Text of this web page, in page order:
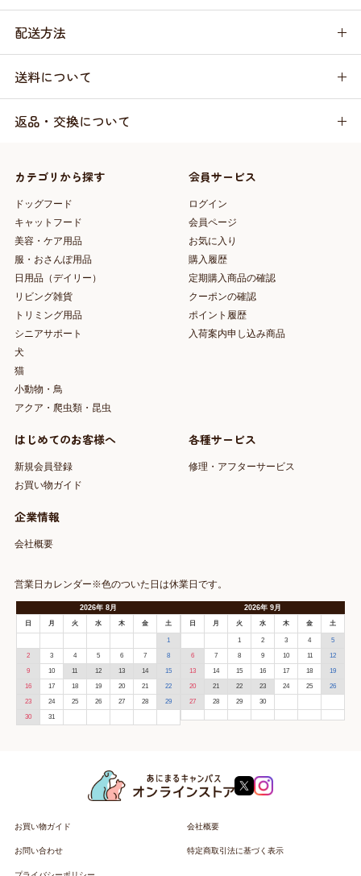
配送方法
送料について
返品・交換について
カテゴリから探す
ドッグフード
キャットフード
美容・ケア用品
服・おさんぽ用品
日用品（デイリー）
リビング雑貨
トリミング用品
シニアサポート
犬
猫
小動物・鳥
アクア・爬虫類・昆虫
会員サービス
ログイン
会員ページ
お気に入り
購入履歴
定期購入商品の確認
クーポンの確認
ポイント履歴
入荷案内申し込み商品
はじめてのお客様へ
新規会員登録
お買い物ガイド
各種サービス
修理・アフターサービス
企業情報
会社概要
営業日カレンダー※色のついた日は休業日です。
2026年 8月
日 月 火 水 木 金 土
1
2 3 4 5 6 7 8
9 10 11 12 13 14 15
16 17 18 19 20 21 22
23 24 25 26 27 28 29
30 31
2026年9月
日 月 火 水 木 金 土
1 2 3 4 5
6 7 8 9 10 11 12
13 14 15 16 17 18 19
20 21 22 23 24 25 26
27 28 29 30
お買い物ガイド 会社概要
お問い合わせ 特定商取引法に基づく表示